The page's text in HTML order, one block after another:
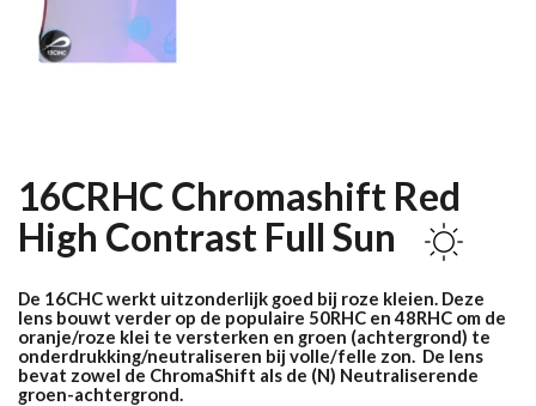
16CRHC Chromashift Red
High Contrast Full Sun
De 16CHC werkt uitzonderlijk goed bij roze kleien. Deze
lens bouwt verder op de populaire 50RHC en 48RHC om de
oranje/roze klei te versterken en groen (achtergrond) te
onderdrukking/neutraliseren bij volle/felle zon. De lens
bevat zowel de ChromaShift als de (N) Neutraliserende
groen-achtergrond.